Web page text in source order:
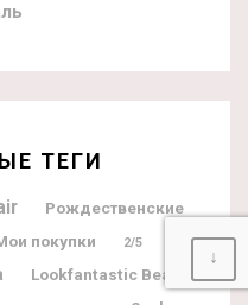
ТЕГИ
Рождественские
покупки 2/5
Lookfantastic Beauty
↓